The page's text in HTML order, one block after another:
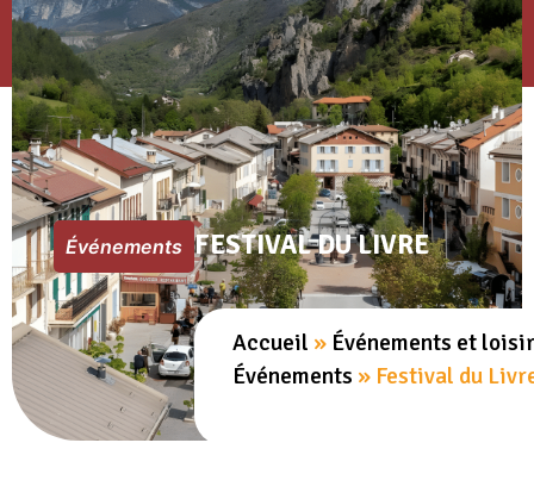
Événements FESTIVAL DU LIVRE
Accueil » Événements et
Événements » Festival du